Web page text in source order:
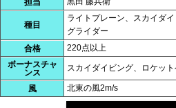
種目
ライトプレーン、スカイダ
グライダー
合格
220点以上
ボーナスチャ
ンス
スカイダイビング、ロケッ
風 北東の風2m/s